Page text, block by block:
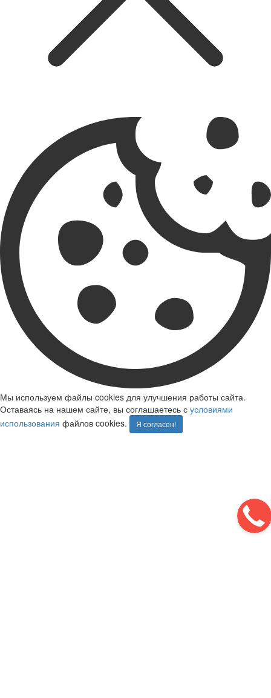
Мы используем файлы cookies для улучшения работы сайта.
Оставаясь на нашем сайте, вы соглашаетесь с условиями
использования файлов cookies. Я согласен!